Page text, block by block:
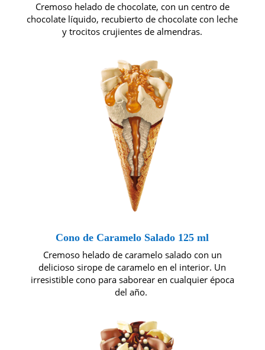
Cremoso helado de chocolate, con un centro de
chocolate líquido, recubierto de chocolate con leche
y trocitos crujientes de almendras.
Cono de Caramelo Salado 125 ml
Cremoso helado de caramelo salado con un
delicioso sirope de caramelo en el interior. Un
irresistible cono para saborear en cualquier época
del año.